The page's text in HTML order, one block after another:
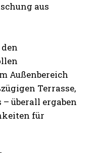
aus
Außenbereich
Terrasse,
– überall ergaben
für